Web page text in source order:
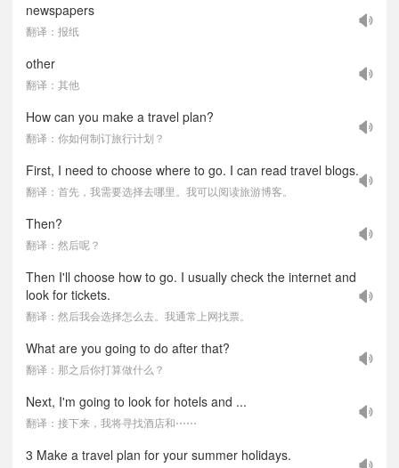
newspapers
翻译：报纸
other
翻译：其他
How can you make a travel plan?
翻译：你如何制订旅行计划？
First, I need to choose where to go. I can read travel blogs.
翻译：首先，我需要选择去哪里。我可以阅读旅游博客。
Then?
翻译：然后呢？
Then I'll choose how to go. I usually check the internet and
look for tickets.
翻译：然后我会选择怎么去。我通常上网找票。
What are you going to do after that?
翻译：那之后你打算做什么？
Next, I'm going to look for hotels and ...
翻译：接下来，我将寻找酒店和⋯⋯
3 Make a travel plan for your summer holidays.